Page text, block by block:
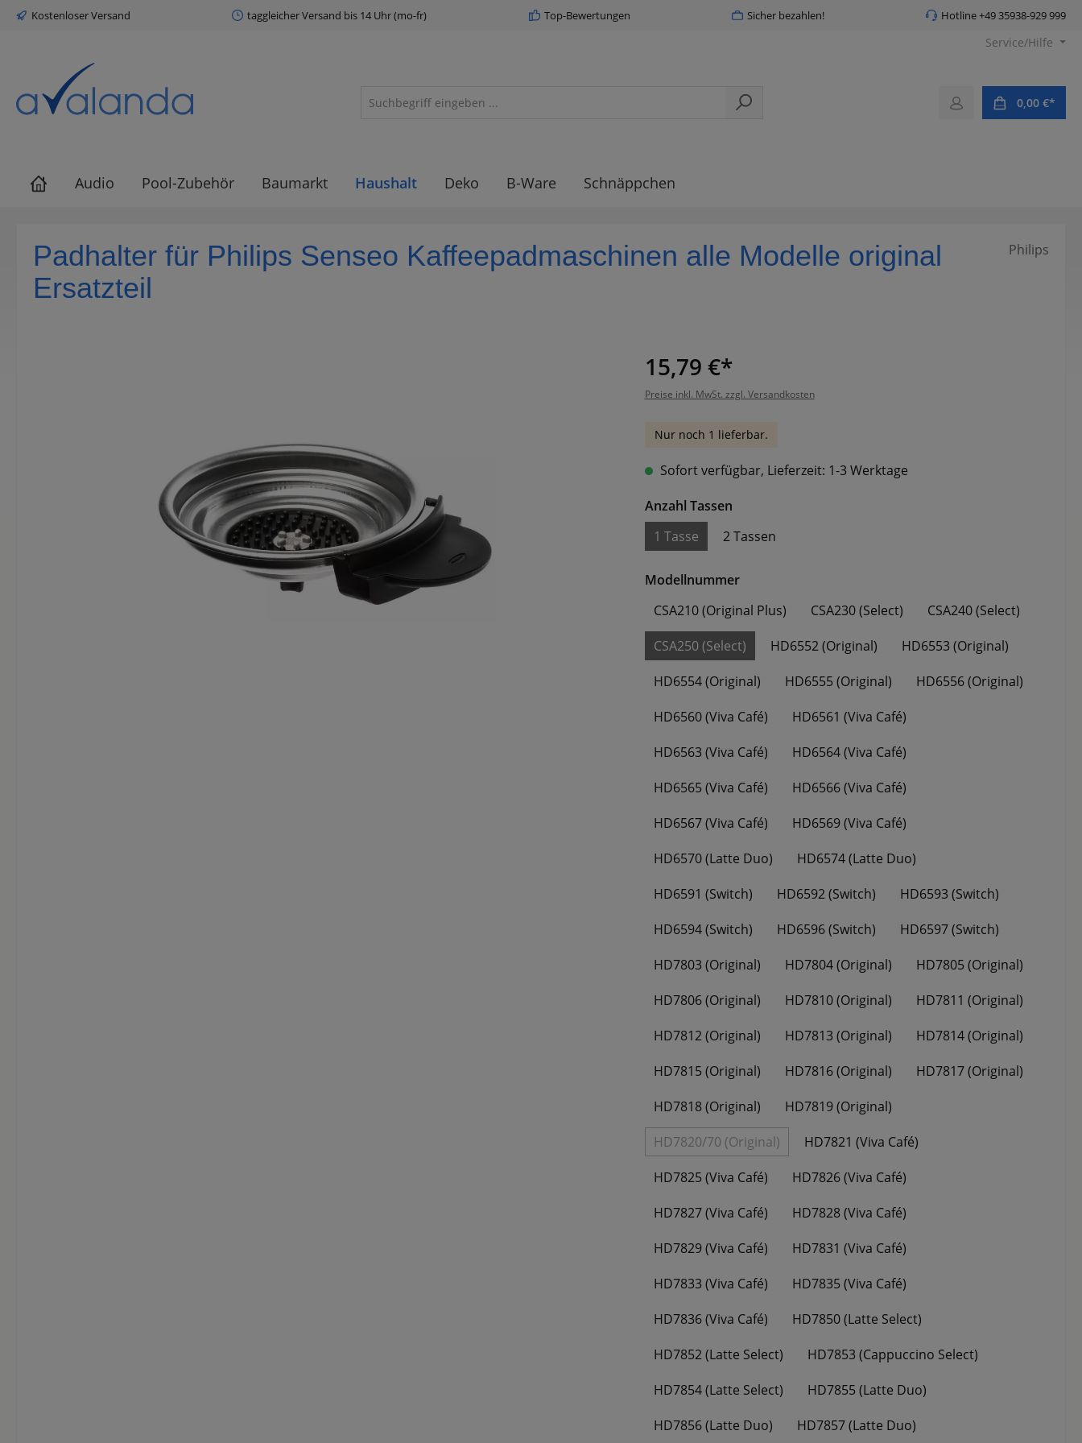
Zur Hauptnavigation springen
Kostenloser Versand taggleicher Versand bis 14 Uhr (mo-fr) Top-Bewertungen Sicher bezahlen! Hotline +49 35938-929 999
Service/Hilfe
0,00 €*
Audio Pool-Zubehör Baumarkt Haushalt Deko B-Ware Schnäppchen
Padhalter für Philips Senseo Kaffeepadmaschinen alle Modelle original
Ersatzteil
Philips
15,79 €*
Preise inkl. MwSt. zzgl. Versandkosten
Nur noch 1 lieferbar.
Sofort verfügbar, Lieferzeit: 1-3 Werktage
Anzahl Tassenauswählen
1 Tasse
2 Tassen
Modellnummerauswählen
CSA210 (Original Plus)
CSA230 (Select)
CSA240 (Select)
CSA250 (Select)
HD6552 (Original)
HD6553 (Original)
HD6554 (Original)
HD6555 (Original)
HD6556 (Original)
HD6560 (Viva Café)
HD6561 (Viva Café)
HD6563 (Viva Café)
HD6564 (Viva Café)
HD6565 (Viva Café)
HD6566 (Viva Café)
HD6567 (Viva Café)
HD6569 (Viva Café)
HD6570 (Latte Duo)
HD6574 (Latte Duo)
HD6591 (Switch)
HD6592 (Switch)
HD6593 (Switch)
HD6594 (Switch)
HD6596 (Switch)
HD6597 (Switch)
HD7803 (Original)
HD7804 (Original)
HD7805 (Original)
HD7806 (Original)
HD7810 (Original)
HD7811 (Original)
HD7812 (Original)
HD7813 (Original)
HD7814 (Original)
HD7815 (Original)
HD7816 (Original)
HD7817 (Original)
HD7818 (Original)
HD7819 (Original)
HD7820/70 (Original)
(Diese Option ist zurzeit nicht verfügbar.)
HD7821 (Viva Café)
HD7825 (Viva Café)
HD7826 (Viva Café)
HD7827 (Viva Café)
HD7828 (Viva Café)
HD7829 (Viva Café)
HD7831 (Viva Café)
HD7833 (Viva Café)
HD7835 (Viva Café)
HD7836 (Viva Café)
HD7850 (Latte Select)
HD7852 (Latte Select)
HD7853 (Cappuccino Select)
HD7854 (Latte Select)
HD7855 (Latte Duo)
HD7856 (Latte Duo)
HD7857 (Latte Duo)